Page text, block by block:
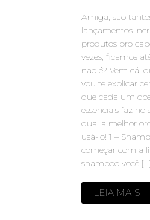
Amiga, são
lançamentos
produtos pro
vezes, ficamos
não é? Vem cá,
vou te explicar
que cada um
essenciais faz no
qual a melhor
usá-lo! 1 –
começar com a
shampoo você […]
LEIA MAIS